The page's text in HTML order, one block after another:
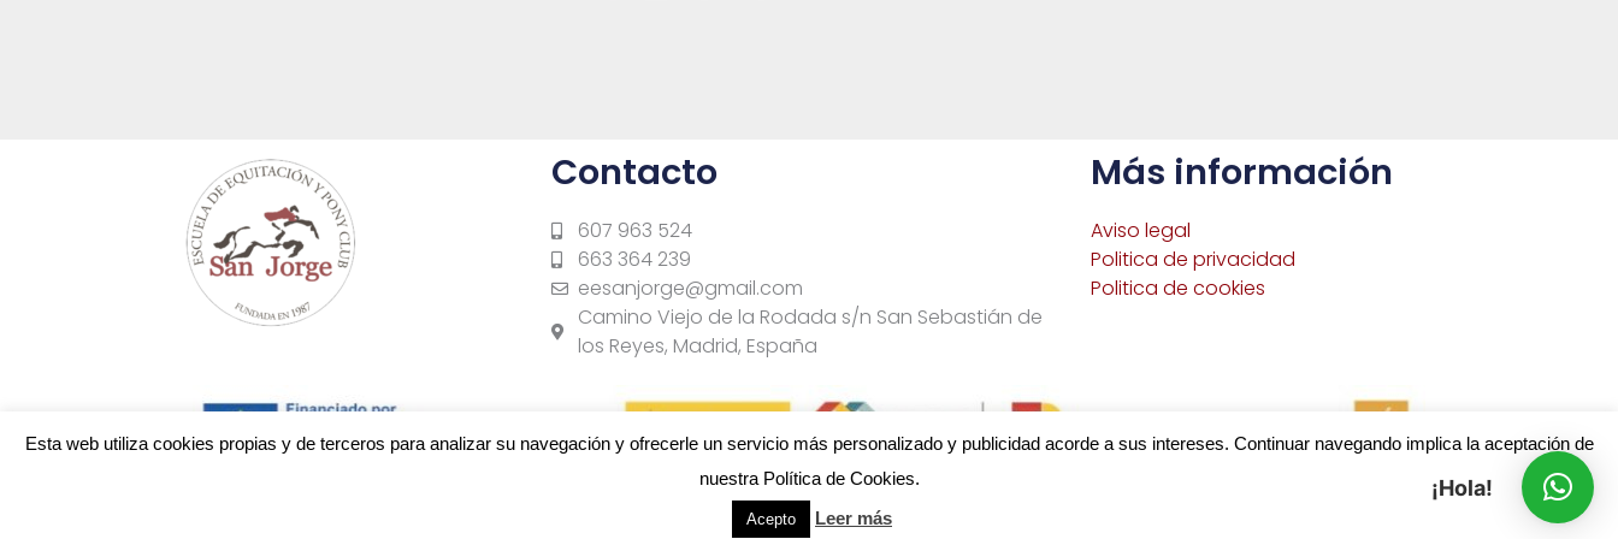
Contacto
607 963 524
663 364 239
eesanjorge@gmail.com
Camino Viejo de la Rodada s/n San Sebastián de
los Reyes, Madrid, España
Más información
Aviso legal
Politica de privacidad
Politica de cookies
Programa de incentivos para la realización de instalaciones de autoconsumo, con fuentes de energía renovable, en el sector servicios, con o sin almacenamiento.
Esta web utiliza cookies propias y de terceros para analizar su navegación y ofrecerle un servicio más personalizado y publicidad acorde a sus intereses. Continuar navegando implica la aceptación de
nuestra Política de Cookies.
Acepto Leer más
¡Hola!